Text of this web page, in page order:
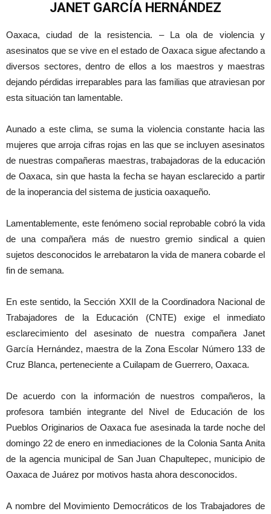
JANET GARCÍA HERNÁNDEZ
Oaxaca, ciudad de la resistencia. – La ola de violencia y
asesinatos que se vive en el estado de Oaxaca sigue afectando a
diversos sectores, dentro de ellos a los maestros y maestras
dejando pérdidas irreparables para las familias que atraviesan por
esta situación tan lamentable.
Aunado a este clima, se suma la violencia constante hacia las
mujeres que arroja cifras rojas en las que se incluyen asesinatos
de nuestras compañeras maestras, trabajadoras de la educación
de Oaxaca, sin que hasta la fecha se hayan esclarecido a partir
de la inoperancia del sistema de justicia oaxaqueño.
Lamentablemente, este fenómeno social reprobable cobró la vida
de una compañera más de nuestro gremio sindical a quien
sujetos desconocidos le arrebataron la vida de manera cobarde el
fin de semana.
En este sentido, la Sección XXII de la Coordinadora Nacional de
Trabajadores de la Educación (CNTE) exige el inmediato
esclarecimiento del asesinato de nuestra compañera Janet
García Hernández, maestra de la Zona Escolar Número 133 de
Cruz Blanca, perteneciente a Cuilapam de Guerrero, Oaxaca.
De acuerdo con la información de nuestros compañeros, la
profesora también integrante del Nivel de Educación de los
Pueblos Originarios de Oaxaca fue asesinada la tarde noche del
domingo 22 de enero en inmediaciones de la Colonia Santa Anita
de la agencia municipal de San Juan Chapultepec, municipio de
Oaxaca de Juárez por motivos hasta ahora desconocidos.
A nombre del Movimiento Democráticos de los Trabajadores de